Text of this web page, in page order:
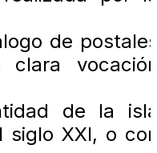
de
clara
de la
siglo XXI, o